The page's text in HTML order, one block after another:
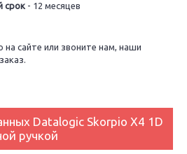
срок - 12 месяцев
сайте или звоните нам, наши
Datalogic Skorpio X4 1D
ручкой